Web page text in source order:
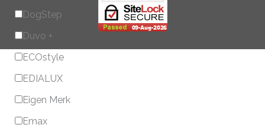
DogStep
Duvo +
ECOstyle
EDIALUX
Eigen Merk
Emax